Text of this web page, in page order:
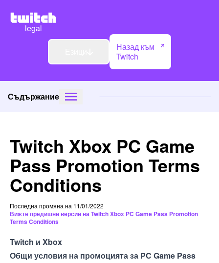
legal
Назад към
Twitch
Съдържание
Twitch Xbox PC Game
Pass Promotion Terms
Conditions
Последна промяна на 11/01/2022
Вижте предишни версии на Twitch Xbox PC Game Pass Promotion
Terms Conditions
Twitch и Xbox
Общи условия на промоцията за PC Game Pass